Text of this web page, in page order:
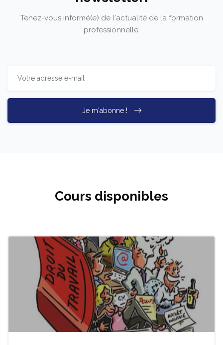
Tenez-vous informé(e) de l'actualité de la formation
professionnelle.
Je m'abonne !
Cours disponibles